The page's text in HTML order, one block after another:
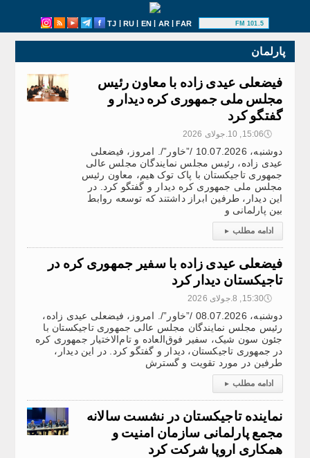
TJ | RU | EN | AR|FAR 101.5 FM
پارلمان
فیضعلی عیدی زاده با معاون رئیس
مجلس ملی جمهوری کره دیدار و
گفتگو کرد
🕔15:06, 10.جولای 2026
دوشنبه، 10.07.2026 /”خاور”/. امروز، فیضعلی
عیدی زاده، رئیس مجلس نمایندگان مجلس عالی
جمهوری تاجیکستان با پاک توک هیم، معاون رئیس
مجلس ملی جمهوری کره دیدار و گفتگو کرد. در
این دیدار، طرفین ابراز داشتند که توسعه روابط
بین پارلمانی و
ادامه مطلب ▸
فیضعلی عیدی زاده با سفیر جمهوری کره در
تاجیکستان دیدار کرد
🕔15:30, 8.جولای 2026
دوشنبه، 08.07.2026 /”خاور”/. امروز، فیضعلی عیدی زاده،
رئیس مجلس نمایندگان مجلس عالی جمهوری تاجیکستان با
جئون سون شیک، سفیر فوق‌العاده و تام‌الاختیار جمهوری کره
در جمهوری تاجیکستان، دیدار و گفتگو کرد. در این دیدار،
طرفین در مورد تقویت و گسترش
ادامه مطلب ▸
نماینده تاجیکستان در نشست سالانه
مجمع پارلمانی سازمان امنیت و
همکاری اروپا شرکت کرد